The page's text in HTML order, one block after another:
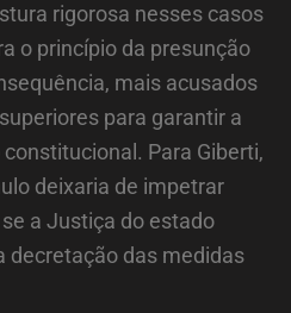
rigorosa nesses casos
o princípio da presunção
mais acusados
para garantir a
Para Giberti,
deixaria de impetrar
a Justiça do estado
decretação das medidas